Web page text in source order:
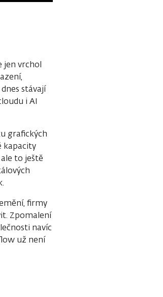
jen vrchol
stávají
i AI
grafických
kapacity
to ještě
firmy
Zpomalení
navíc
už není